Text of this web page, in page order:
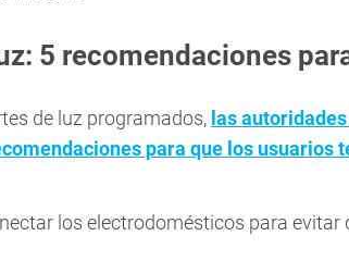
5 recomendaciones
de luz programados, las
para que los usuarios
los electrodomésticos para evitar